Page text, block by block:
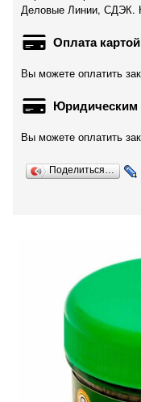
Деловые Линии, СДЭК.
Оплата картой
Вы можете оплатить
Юридическим
Вы можете оплатить
Поделиться…